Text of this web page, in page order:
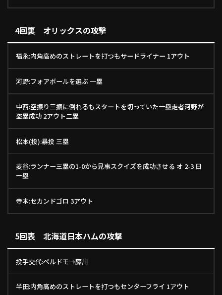
4回裏 オリックスの攻撃
福永:内角高めのストレートを打つもサードライナー 1アウト
河野:フォアボールを選ぶ 一塁
中西:空振り三振に倒れるもスタートを切っていた一塁走者河野が
盗塁成功 2アウト二塁
松本(投):暴投 三塁
麦谷:ランナー三塁の1-0から見事スクイズを成功させる オ 2-3 日
一塁
寺本:セカンドゴロ 3アウト
5回表 北海道日本ハムの攻撃
投手交代:ペルドモ→藤川
半田:内角高めのストレートを打つもセンターフライ 1アウト